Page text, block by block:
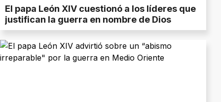
El papa León XIV cuestionó a los líderes que
justifican la guerra en nombre de Dios